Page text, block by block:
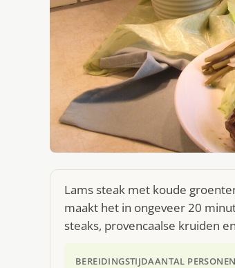
Lams steak met koude
maakt het in ongeveer 20
steaks, provencaalse kruiden
BEREIDINGSTIJDAANTAL PERSONEN